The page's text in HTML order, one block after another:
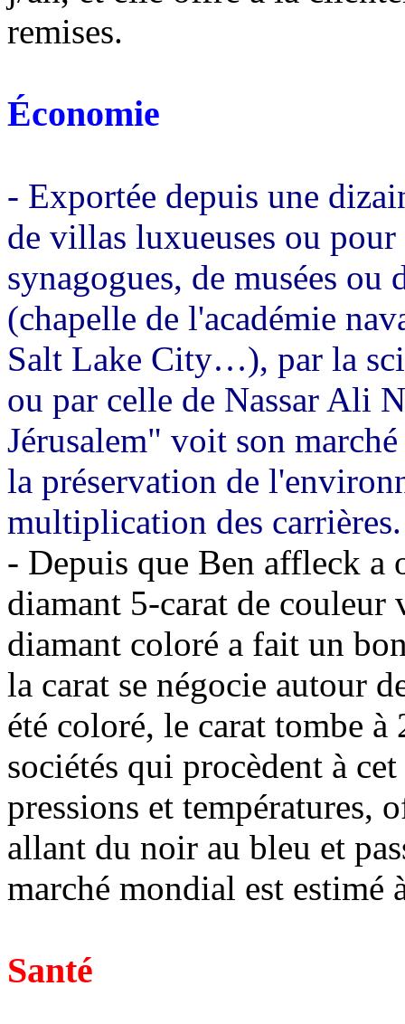
remises.
Économie
- Exportée depuis une
de villas luxueuses ou
synagogues, de musées
(chapelle de l'académie
Salt Lake City…), par la
ou par celle de Nassar Ali
Jérusalem" voit son
la préservation de
multiplication des carrières.
- Depuis que Ben affleck a
diamant 5-carat de
diamant coloré a fait un
la carat se négocie autour
été coloré, le carat tombe
sociétés qui procèdent à
pressions et températures,
allant du noir au bleu et
marché mondial est
Santé